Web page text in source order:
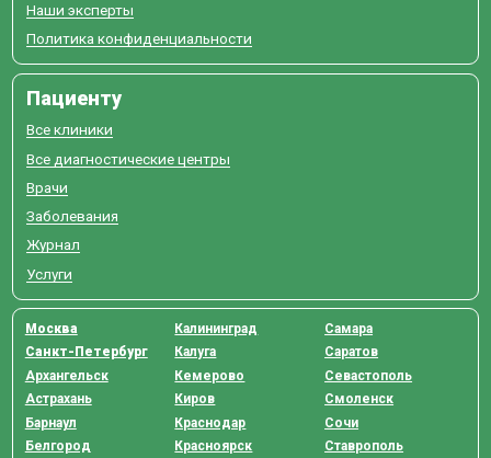
Наши эксперты
Политика конфиденциальности
Пациенту
Все клиники
Все диагностические центры
Врачи
Заболевания
Журнал
Услуги
Москва
Санкт-Петербург
Архангельск
Астрахань
Барнаул
Белгород
Калининград
Калуга
Кемерово
Киров
Краснодар
Красноярск
Самара
Саратов
Севастополь
Смоленск
Сочи
Ставрополь